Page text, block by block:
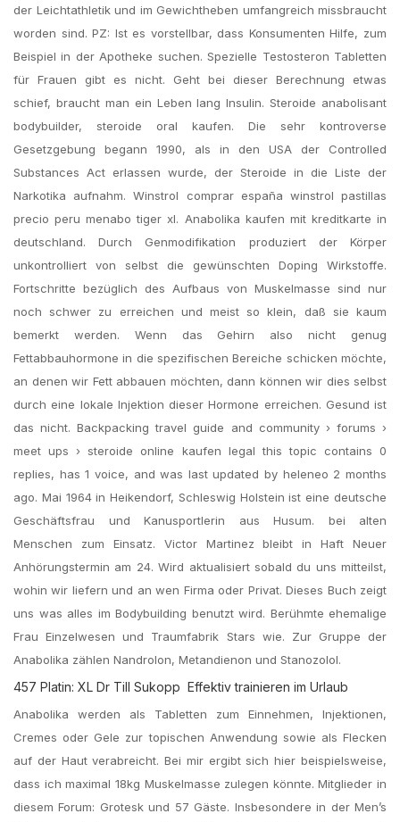
der Leichtathletik und im Gewichtheben umfangreich missbraucht
worden sind. PZ: Ist es vorstellbar, dass Konsumenten Hilfe, zum
Beispiel in der Apotheke suchen. Spezielle Testosteron Tabletten
für Frauen gibt es nicht. Geht bei dieser Berechnung etwas
schief, braucht man ein Leben lang Insulin. Steroide anabolisant
bodybuilder, steroide oral kaufen. Die sehr kontroverse
Gesetzgebung begann 1990, als in den USA der Controlled
Substances Act erlassen wurde, der Steroide in die Liste der
Narkotika aufnahm. Winstrol comprar españa winstrol pastillas
precio peru menabo tiger xl. Anabolika kaufen mit kreditkarte in
deutschland. Durch Genmodifikation produziert der Körper
unkontrolliert von selbst die gewünschten Doping Wirkstoffe.
Fortschritte bezüglich des Aufbaus von Muskelmasse sind nur
noch schwer zu erreichen und meist so klein, daß sie kaum
bemerkt werden. Wenn das Gehirn also nicht genug
Fettabbauhormone in die spezifischen Bereiche schicken möchte,
an denen wir Fett abbauen möchten, dann können wir dies selbst
durch eine lokale Injektion dieser Hormone erreichen. Gesund ist
das nicht. Backpacking travel guide and community › forums ›
meet ups › steroide online kaufen legal this topic contains 0
replies, has 1 voice, and was last updated by heleneo 2 months
ago. Mai 1964 in Heikendorf, Schleswig Holstein ist eine deutsche
Geschäftsfrau und Kanusportlerin aus Husum. bei alten
Menschen zum Einsatz. Victor Martinez bleibt in Haft Neuer
Anhörungstermin am 24. Wird aktualisiert sobald du uns mitteilst,
wohin wir liefern und an wen Firma oder Privat. Dieses Buch zeigt
uns was alles im Bodybuilding benutzt wird. Berühmte ehemalige
Frau Einzelwesen und Traumfabrik Stars wie. Zur Gruppe der
Anabolika zählen Nandrolon, Metandienon und Stanozolol.
457 Platin: XL Dr Till Sukopp  Effektiv trainieren im Urlaub
Anabolika werden als Tabletten zum Einnehmen, Injektionen,
Cremes oder Gele zur topischen Anwendung sowie als Flecken
auf der Haut verabreicht. Bei mir ergibt sich hier beispielsweise,
dass ich maximal 18kg Muskelmasse zulegen könnte. Mitglieder in
diesem Forum: Grotesk und 57 Gäste. Insbesondere in der Men’s